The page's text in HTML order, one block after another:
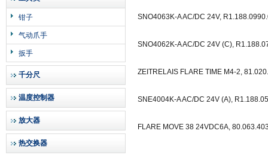
钳子
气动爪手
扳手
千分尺
温度控制器
放大器
热交换器
SNO4063K-A AC/DC 24V,
SNO4062K-A AC/DC 24V (C),
ZEITRELAIS FLARE TIME M4-2,
SNE4004K-A AC/DC 24V (A),
FLARE MOVE 38 24VDC6A,